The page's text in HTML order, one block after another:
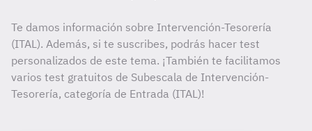
Te damos información sobre Intervención-Tesorería
(ITAL). Además, si te suscribes, podrás hacer test
personalizados de este tema. ¡También te facilitamos
varios test gratuitos de Subescala de Intervención-
Tesorería, categoría de Entrada (ITAL)!